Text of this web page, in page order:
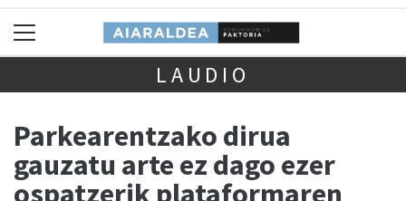
LAUDIO
Parkearentzako dirua
gauzatu arte ez dago ezer